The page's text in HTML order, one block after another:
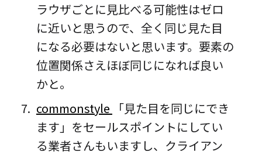
ラウザごとに見比べる可能性はゼロ
に近いと思うので、全く同じ見た目
になる必要はないと思います。要素の
位置関係さえほぼ同じになれば良い
かと。
commonstyle
「見た目を同じにでき
ます」をセールスポイントにしてい
る業者さんもいますし、クライアン